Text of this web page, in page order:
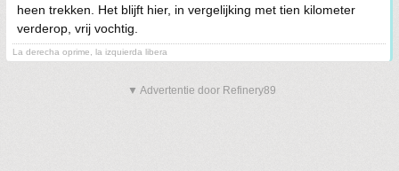
heen trekken. Het blijft hier, in vergelijking met tien kilometer
verderop, vrij vochtig.
La derecha oprime, la izquierda libera
▼ Advertentie door Refinery89